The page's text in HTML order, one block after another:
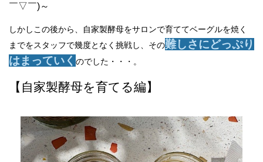
￣▽￣)～
しかしこの後から、自家製酵母をサロンで育ててベーグルを焼く
までをスタッフで幾度となく挑戦し、その難しさにどっぷり
はまっていく のでした・・・。
【自家製酵母を育てる編】